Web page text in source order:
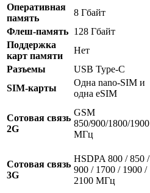
Оперативная
память
8 Гбайт
Флеш-память 128 Гбайт
Поддержка
карт памяти
Нет
Разъемы
USB Type-C
SIM-карты
Одна nano-SIM и
одна eSIM
Сотовая связь
2G
GSM
850/900/1800/1900
МГц
Сотовая связь
3G
HSDPA 800 / 850 /
900 / 1700 / 1900 /
2100 МГц